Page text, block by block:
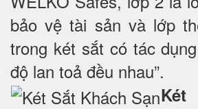
bảo vệ tài sản và lớp
trong két sắt có tác
độ lan toả đều nhau”.